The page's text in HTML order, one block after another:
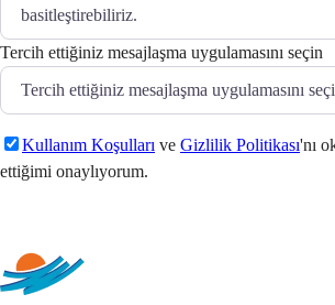
Tercih ettiğiniz mesajlaşma uygulamasını seçin
Kullanım Koşulları ve Gizlilik Politikası'nı
ettiğimi onaylıyorum.